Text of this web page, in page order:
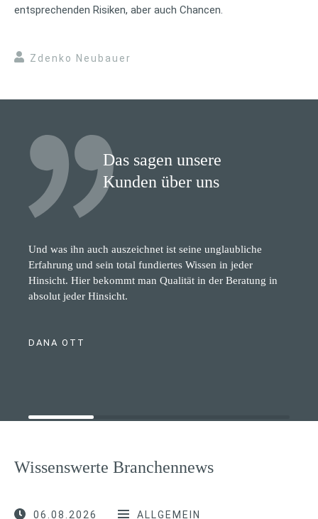
entsprechenden Risiken, aber auch Chancen.
Zdenko Neubauer
Das sagen unsere
Kunden über uns
Und was ihn auch auszeichnet ist seine unglaubliche
Erfahrung und sein total fundiertes Wissen in jeder
Hinsicht. Hier bekommt man Qualität in der Beratung in
absolut jeder Hinsicht.
DANA OTT
Wissenswerte Branchennews
06.08.2026 ALLGEMEIN